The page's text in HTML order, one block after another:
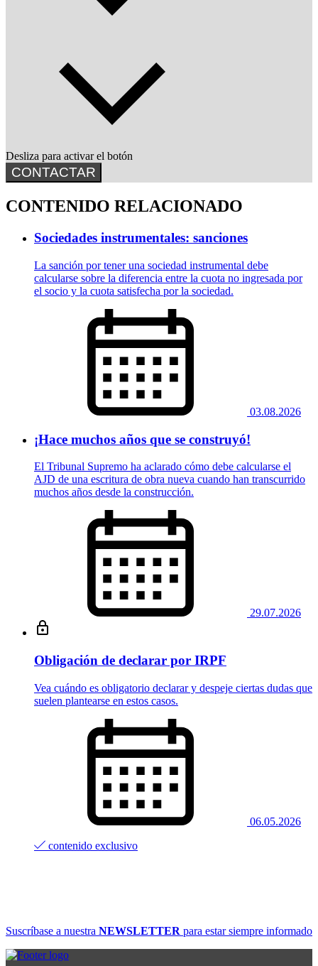
Desliza para activar el botón
CONTACTAR
CONTENIDO RELACIONADO
Sociedades instrumentales: sanciones
La sanción por tener una sociedad instrumental debe
calcularse sobre la diferencia entre la cuota no ingresada por
el socio y la cuota satisfecha por la sociedad.
03.08.2026
¡Hace muchos años que se construyó!
El Tribunal Supremo ha aclarado cómo debe calcularse el
AJD de una escritura de obra nueva cuando han transcurrido
muchos años desde la construcción.
29.07.2026
Obligación de declarar por IRPF
Vea cuándo es obligatorio declarar y despeje ciertas dudas que
suelen plantearse en estos casos.
06.05.2026
contenido exclusivo
Suscríbase a nuestra NEWSLETTER para estar siempre informado